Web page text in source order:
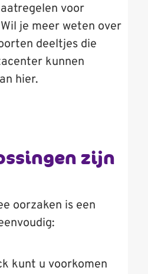
voor
je meer weten over
deeltjes die
kunnen
hier.
zijn
oorzaken is een
kunt u voorkomen